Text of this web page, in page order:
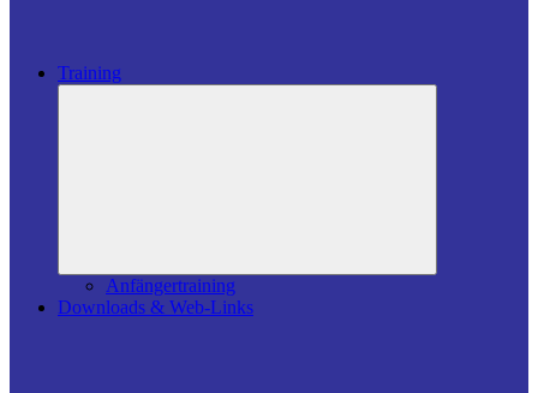
Training
Anfängertraining
Downloads & Web-Links